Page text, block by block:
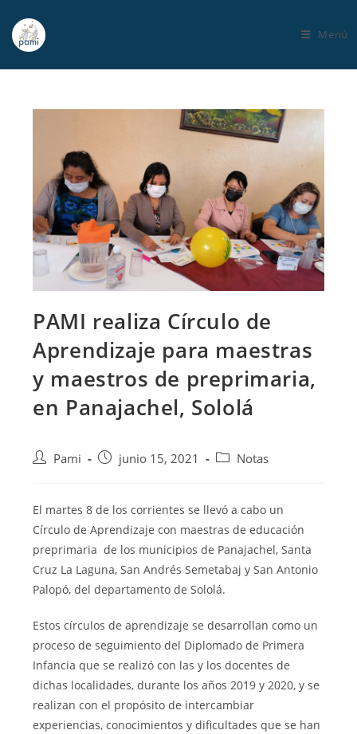
Menú
PAMI realiza Círculo de
Aprendizaje para maestras
y maestros de preprimaria,
en Panajachel, Sololá
Pami junio 15, 2021 Notas
El martes 8 de los corrientes se llevó a cabo un
Círculo de Aprendizaje con maestras de educación
preprimaria de los municipios de Panajachel, Santa
Cruz La Laguna, San Andrés Semetabaj y San Antonio
Palopó, del departamento de Sololá.
Estos círculos de aprendizaje se desarrollan como un
proceso de seguimiento del Diplomado de Primera
Infancia que se realizó con las y los docentes de
dichas localidades, durante los años 2019 y 2020, y se
realizan con el propósito de intercambiar
experiencias, conocimientos y dificultades que se han